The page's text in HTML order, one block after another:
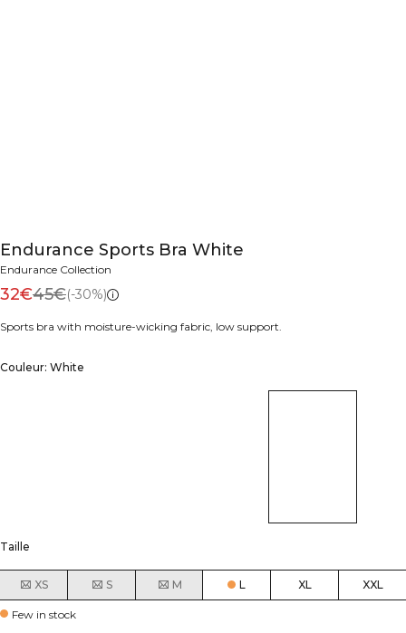
Endurance Sports Bra White
Endurance Collection
32€45€(-30%)
Sports bra with moisture-wicking fabric, low support.
Couleur: White
Taille
XS S M L XL XXL
Few in stock